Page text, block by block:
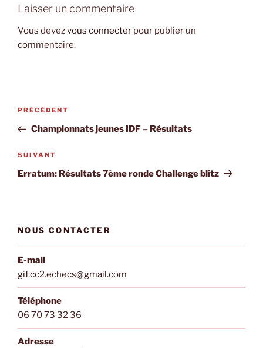
Laisser un commentaire
Vous devezvous connecter pour publier un
commentaire.
Navigation
l’article
Article
précédent
PRÉCÉDENT
Championnats jeunes IDF – Résultats
Article
suivant
SUIVANT
Erratum: Résultats 7ème ronde Challenge blitz
NOUS CONTACTER
E-mail
gif.cc2.echecs@gmail.com
Téléphone
06 70 73 32 36
Adresse